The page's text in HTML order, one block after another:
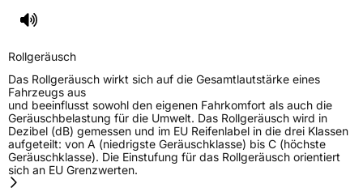
Rollgeräusch
Das Rollgeräusch wirkt sich auf die Gesamtlautstärke eines
Fahrzeugs aus
und beeinflusst sowohl den eigenen Fahrkomfort als auch die
Geräuschbelastung für die Umwelt. Das Rollgeräusch wird in
Dezibel (dB) gemessen und im EU Reifenlabel in die drei Klassen
aufgeteilt: von A (niedrigste Geräuschklasse) bis C (höchste
Geräuschklasse). Die Einstufung für das Rollgeräusch orientiert
sich an EU Grenzwerten.